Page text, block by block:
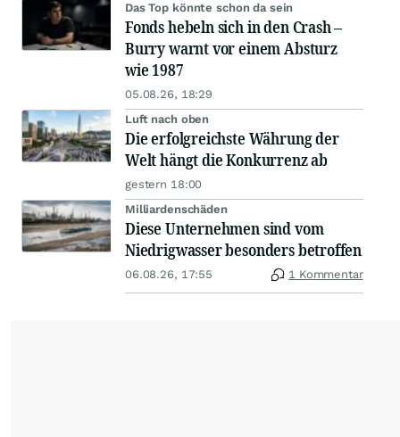
Das Top könnte schon da sein
Fonds hebeln sich in den Crash –
Burry warnt vor einem Absturz
wie 1987
05.08.26, 18:29
Luft nach oben
Die erfolgreichste Währung der
Welt hängt die Konkurrenz ab
gestern 18:00
Milliardenschäden
Diese Unternehmen sind vom
Niedrigwasser besonders betroffen
06.08.26, 17:55 1 Kommentar